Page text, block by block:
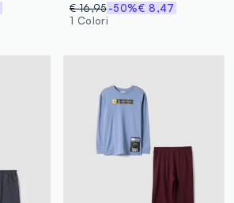
€ 16,95 -50%€ 8,47
1 Colori